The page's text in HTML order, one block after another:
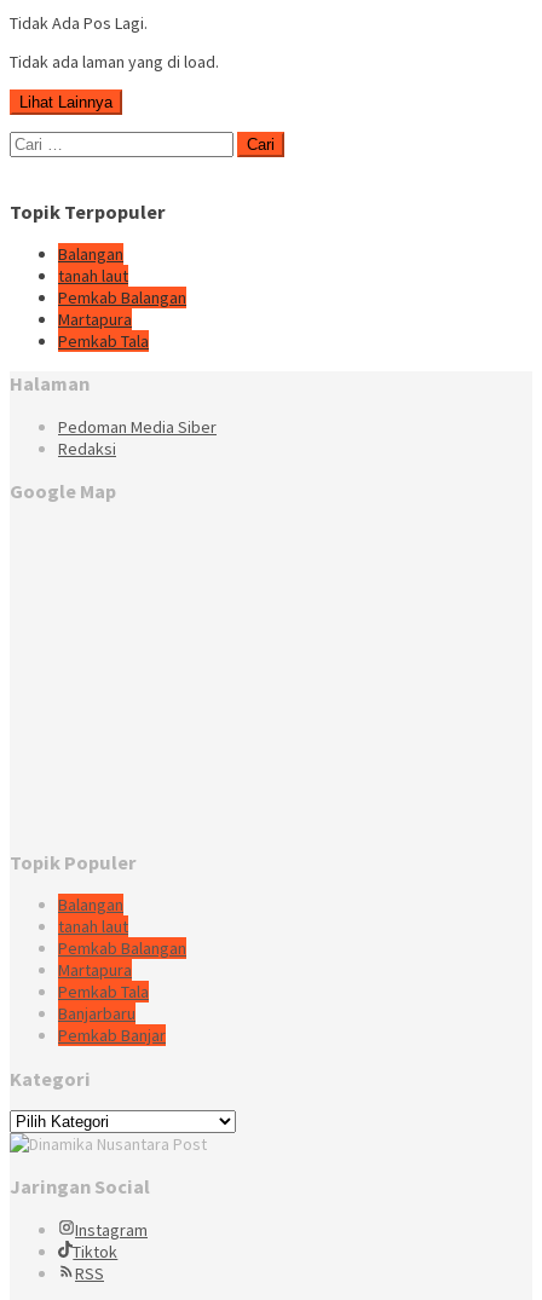
Tidak Ada Pos Lagi.
Tidak ada laman yang di load.
Lihat Lainnya
Cari
untuk:
Topik Terpopuler
Balangan
tanah laut
Pemkab Balangan
Martapura
Pemkab Tala
Halaman
Pedoman Media Siber
Redaksi
Google Map
Topik Populer
Balangan
tanah laut
Pemkab Balangan
Martapura
Pemkab Tala
Banjarbaru
Pemkab Banjar
Kategori
Kategori
Jaringan Social
Instagram
Tiktok
RSS